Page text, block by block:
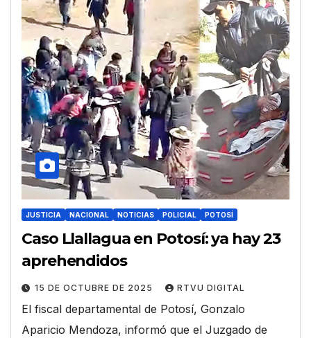
JUSTICIA NACIONAL NOTICIAS POLICIAL POTOSÍ
Caso Llallagua en Potosí: ya hay 23
aprehendidos
15 DE OCTUBRE DE 2025 RTVU DIGITAL
El fiscal departamental de Potosí, Gonzalo
Aparicio Mendoza, informó que el Juzgado de